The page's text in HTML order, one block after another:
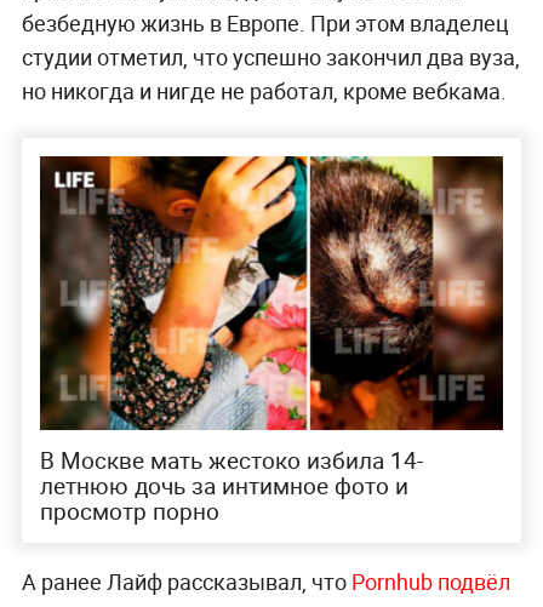
безбедную жизнь в Европе. При этом владелец
студии отметил, что успешно закончил два вуза,
но никогда и нигде не работал, кроме вебкама.
В Москве мать жестоко избила 14-
летнюю дочь за интимное фото и
просмотр порно
А ранее Лайф рассказывал, что Pornhub подвёл